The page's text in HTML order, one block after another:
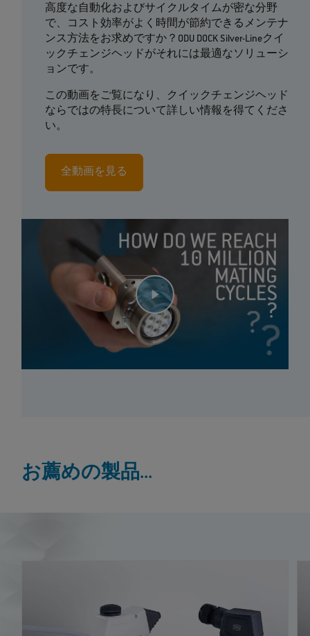
高度な自動化およびサイクルタイムが密な分野
で、コスト効率がよく時間が節約できるメンテナ
ンス方法をお求めですか？ODU DOCK Silver-Lineクイ
ックチェンジヘッドがそれには最適なソリューシ
ョンです。
この動画をご覧になり、クイックチェンジヘッド
ならではの特長について詳しい情報を得てくださ
い。
全動画を見る
お薦めの製品...